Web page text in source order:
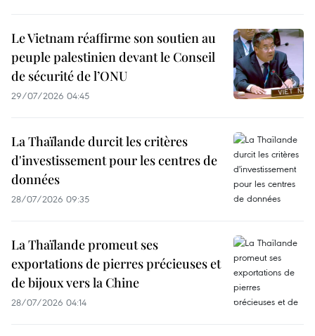
Le Vietnam réaffirme son soutien au
peuple palestinien devant le Conseil
de sécurité de l’ONU
29/07/2026 04:45
La Thaïlande durcit les critères
d'investissement pour les centres de
données
28/07/2026 09:35
La Thaïlande promeut ses
exportations de pierres précieuses et
de bijoux vers la Chine
28/07/2026 04:14